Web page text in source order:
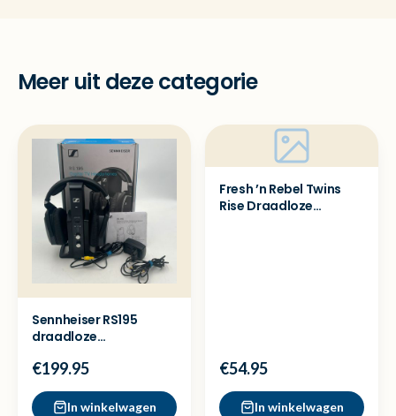
Meer uit deze categorie
Sennheiser RS195
draadloze
Showmodel
€199.95
In winkelwagen
Fresh ’n Rebel Twins
Rise Draadloze
€54.95
In winkelwagen